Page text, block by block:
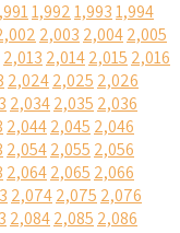
1,9921,9931,994
2,003 2,0042,005
2,013 2,0142,015 2,016
2,0242,025 2,026
2,0342,035 2,036
2,0442,045 2,046
2,0542,055 2,056
2,0642,065 2,066
2,0742,075 2,076
2,0842,085 2,086